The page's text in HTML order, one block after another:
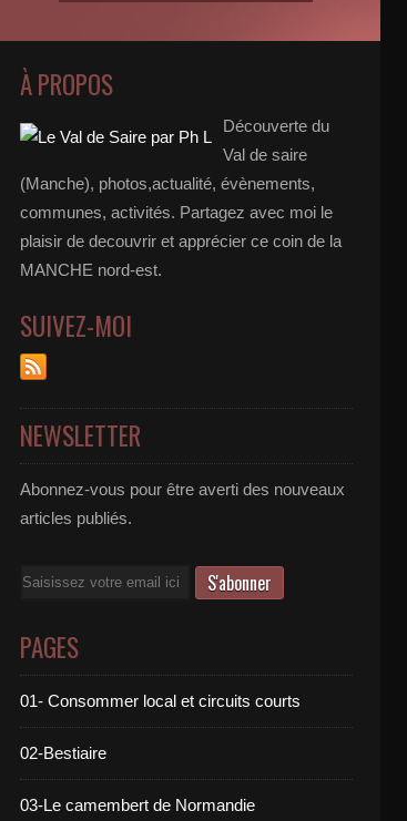
À PROPOS
Découverte du
Val de saire
(Manche), photos,actualité, évènements,
communes, activités. Partagez avec moi le
plaisir de decouvrir et apprécier ce coin de la
MANCHE nord-est.
SUIVEZ-MOI
NEWSLETTER
Abonnez-vous pour être averti des nouveaux
articles publiés.
Email
PAGES
01- Consommer local et circuits courts
02-Bestiaire
03-Le camembert de Normandie